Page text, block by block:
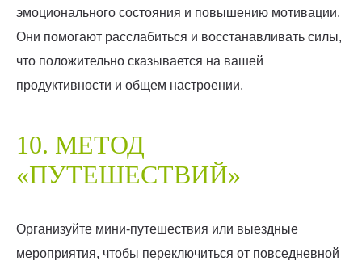
эмоционального состояния и повышению мотивации.
Они помогают расслабиться и восстанавливать силы,
что положительно сказывается на вашей
продуктивности и общем настроении.
10. МЕТОД
«ПУТЕШЕСТВИЙ»
Организуйте мини-путешествия или выездные
мероприятия, чтобы переключиться от повседневной